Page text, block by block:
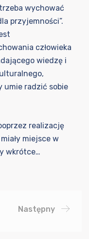
wychować
przyjemności”.
człowieka
wiedzę i
umie radzić sobie
realizację
miejsce w
wkrótce…
Następny